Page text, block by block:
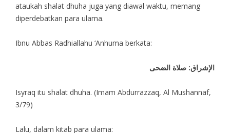
ataukah shalat dhuha juga yang diawal waktu, memang
diperdebatkan para ulama.
Ibnu Abbas Radhiallahu ‘Anhuma berkata:
الإشراق: صلاة الضحى
Isyraq itu shalat dhuha. (Imam Abdurrazzaq, Al Mushannaf,
3/79)
Lalu, dalam kitab para ulama: